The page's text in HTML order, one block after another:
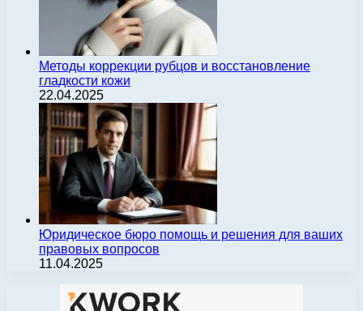
Методы коррекции рубцов и восстановление
гладкости кожи
22.04.2025
Юридическое бюро помощь и решения для ваших
правовых вопросов
11.04.2025